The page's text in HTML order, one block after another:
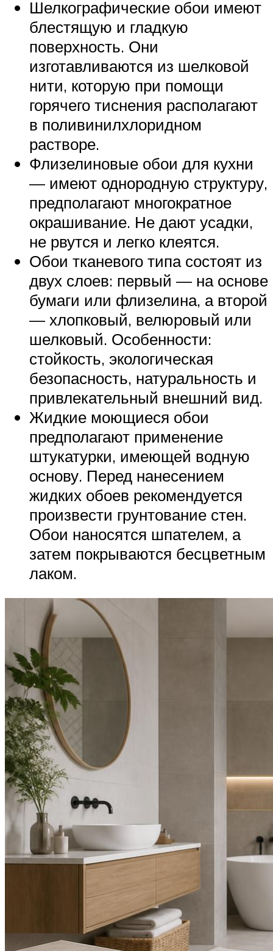
Шелкографические обои имеют
блестящую и гладкую
поверхность. Они
изготавливаются из шелковой
нити, которую при помощи
горячего тиснения располагают
в поливинилхлоридном
растворе.
Флизелиновые обои для кухни
— имеют однородную структуру,
предполагают многократное
окрашивание. Не дают усадки,
не рвутся и легко клеятся.
Обои тканевого типа состоят из
двух слоев: первый — на основе
бумаги или флизелина, а второй
— хлопковый, велюровый или
шелковый. Особенности:
стойкость, экологическая
безопасность, натуральность и
привлекательный внешний вид.
Жидкие моющиеся обои
предполагают применение
штукатурки, имеющей водную
основу. Перед нанесением
жидких обоев рекомендуется
произвести грунтование стен.
Обои наносятся шпателем, а
затем покрываются бесцветным
лаком.